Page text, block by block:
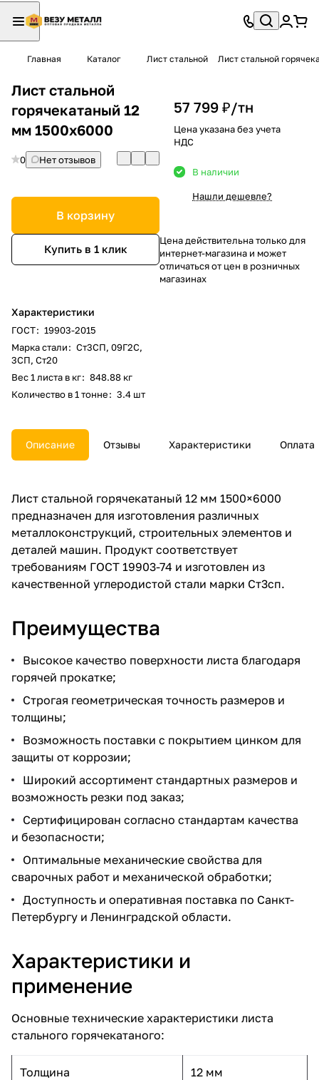
Главная Каталог Лист стальной Лист стальной
Лист стальной
горячекатаный 12
мм 1500х6000
0 Нет отзывов
В корзину
Купить в 1 клик
Характеристики
ГОСТ: 19903-2015
Марка стали: Ст3СП, 09Г2С,
3СП, Ст20
Вес 1 листа в кг: 848.88 кг
Количество в 1 тонне: 3.4 шт
57 799 ₽/тн
Цена указана без учета
НДС
В наличии
Нашли дешевле?
Цена действительна только для
интернет-магазина и может
отличаться от цен в розничных
магазинах
Описание Отзывы Характеристики Оплата
Лист стальной горячекатаный 12 мм 1500×6000
предназначен для изготовления различных
металлоконструкций, строительных элементов и
деталей машин. Продукт соответствует
требованиям ГОСТ 19903-74 и изготовлен из
качественной углеродистой стали марки Ст3сп.
Преимущества
Высокое качество поверхности листа благодаря
горячей прокатке;
Строгая геометрическая точность размеров и
толщины;
Возможность поставки с покрытием цинком для
защиты от коррозии;
Широкий ассортимент стандартных размеров и
возможность резки под заказ;
Сертифицирован согласно стандартам качества
и безопасности;
Оптимальные механические свойства для
сварочных работ и механической обработки;
Доступность и оперативная поставка по Санкт-
Петербургу и Ленинградской области.
Характеристики и
применение
Основные технические характеристики листа
стального горячекатаного:
Толщина 12 мм